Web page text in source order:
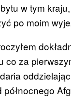
w tym
po moim
co za
północnego